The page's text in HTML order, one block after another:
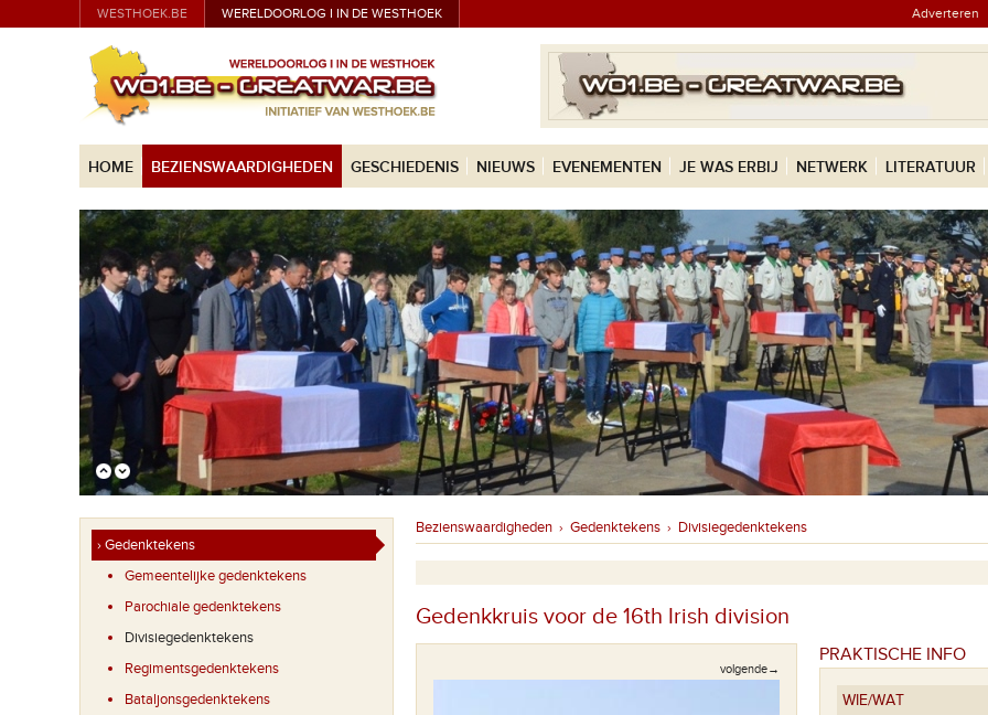
WESTHOEK.BE WERELDOORLOG I IN DE WESTHOEK Adverteren
HOME BEZIENSWAARDIGHEDEN GESCHIEDENIS NIEUWS EVENEMENTEN JE WAS ERBIJ NETWERK LITERATUUR
› Gedenktekens
Gemeentelijke gedenktekens
Parochiale gedenktekens
Divisiegedenktekens
Regimentsgedenktekens
Bataljonsgedenktekens
Bezienswaardigheden › Gedenktekens › Divisiegedenktekens
Gedenkkruis voor de 16th Irish division
volgende→
PRAKTISCHE INFO
WIE/WAT